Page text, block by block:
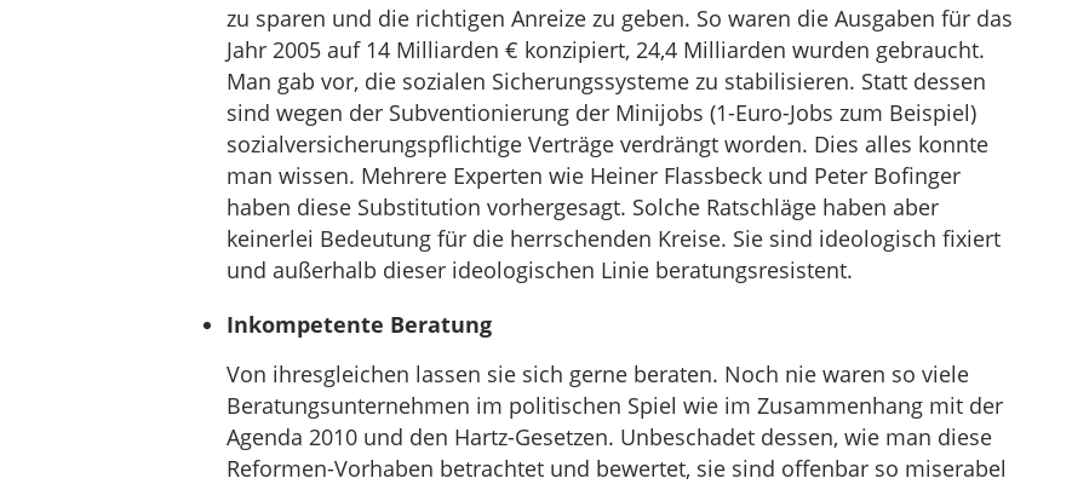
zu sparen und die richtigen Anreize zu geben. So waren die Ausgaben für das
Jahr 2005 auf 14 Milliarden € konzipiert, 24,4 Milliarden wurden gebraucht.
Man gab vor, die sozialen Sicherungssysteme zu stabilisieren. Statt dessen
sind wegen der Subventionierung der Minijobs (1-Euro-Jobs zum Beispiel)
sozialversicherungspflichtige Verträge verdrängt worden. Dies alles konnte
man wissen. Mehrere Experten wie Heiner Flassbeck und Peter Bofinger
haben diese Substitution vorhergesagt. Solche Ratschläge haben aber
keinerlei Bedeutung für die herrschenden Kreise. Sie sind ideologisch fixiert
und außerhalb dieser ideologischen Linie beratungsresistent.
Inkompetente Beratung
Von ihresgleichen lassen sie sich gerne beraten. Noch nie waren so viele
Beratungsunternehmen im politischen Spiel wie im Zusammenhang mit der
Agenda 2010 und den Hartz-Gesetzen. Unbeschadet dessen, wie man diese
Reformen-Vorhaben betrachtet und bewertet, sie sind offenbar so miserabel